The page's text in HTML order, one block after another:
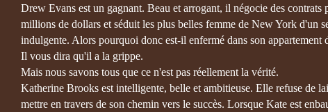
Drew Evans est un gagnant. Beau et arrogant, il négocie des contrats
millions de dollars et séduit les plus belles femme de New York d'un
indulgente. Alors pourquoi donc est-il enfermé dans son appartement
Il vous dira qu'il a la grippe.
Mais nous savons tous que ce n'est pas réellement la vérité.
Katherine Brooks est intelligente, belle et ambitieuse. Elle refuse de
mettre en travers de son chemin vers le succès. Lorsque Kate est